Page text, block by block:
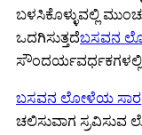
ಬಳಸಿಕೊಳ್ಳುವಲ್ಲಿ
ಒದಗಿಸುತ್ತದೆಬಸವನ
ಸೌಂದರ್ಯವರ್ಧಕಗಳಲ್ಲಿ
ಬಸವನ ಲೋಳೆಯ ಸಾರ
ಚಲಿಸುವಾಗ